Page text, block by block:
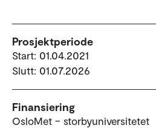
Prosjektperiode
Start: 01.04.2021
Slutt: 01.07.2026
Finansiering
OsloMet – storbyuniversitetet